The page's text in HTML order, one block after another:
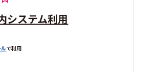
システム利用
で利用